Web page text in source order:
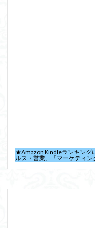
★Amazon Kindleランキング
ルス・営業」「マーケティ